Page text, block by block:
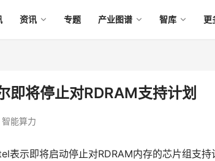
资讯 专题 产业图谱 智库 更
即将停止对RDRAM支持计划
智能算力
示即将启动停止对RDRAM内存的芯片组支持